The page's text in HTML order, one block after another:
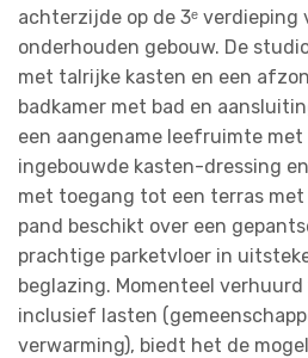
achterzijde op de 3ᵉ verdieping
onderhouden gebouw. De
met talrijke kasten en een
badkamer met bad en
een aangename leefruimte met
ingebouwde kasten-dressing
met toegang tot een terras
pand beschikt over een
prachtige parketvloer in
beglazing. Momenteel
inclusief lasten
verwarming), biedt het de